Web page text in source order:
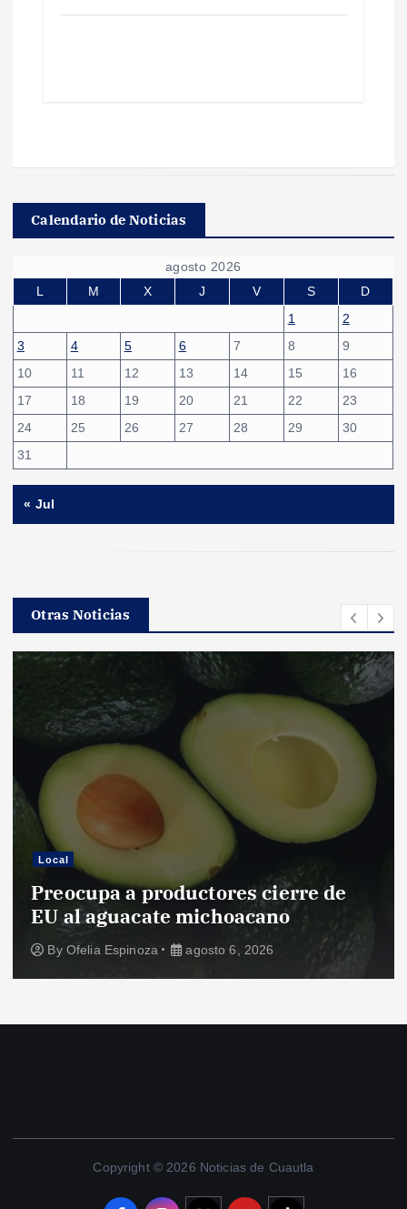
Calendario de Noticias
agosto 2026
L
M X J V S
D
1
2
3
4 5 6 7 8
9
10
11 12 13 14 15
16
17
18 19 20 21 22
23
24
25 26 27 28 29
30
31
« Jul
Otras Noticias
Local
Preocupa a productores cierre de
EU al aguacate michoacano
By Ofelia Espinoza agosto 6, 2026
Copyright © 2026 Noticias de Cuautla